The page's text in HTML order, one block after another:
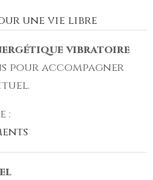
une vie libre
vibratoire
pour accompagner
: